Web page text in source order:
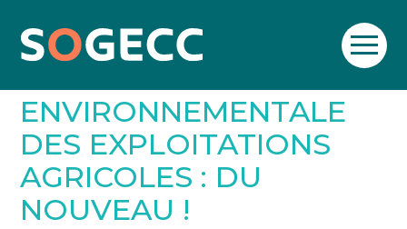
Aller
SOGECC – Coignières
SOGECC – Noisy
SOGECC – République
SOGECC – Turbigo
TPE/PME
COMMERÇANTS
GROUPE
SCI / LMNP
PROFESSIONS LIBÉRALES
Créer et reprendre une activité
Gérer votre quotidien
Piloter votre entreprise
Développer votre entreprise
Construire votre patrimoine
ENVIRONNEMENTALE
DES EXPLOITATIONS
AGRICOLES : DU
NOUVEAU !